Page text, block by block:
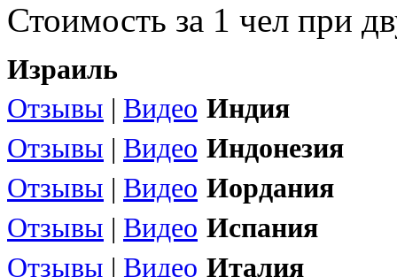
Стоимость за 1 чел при
Израиль
Отзывы | Видео Индия
Отзывы | Видео Индонезия
Отзывы | Видео Иордания
Отзывы | Видео Испания
Отзывы | Видео Италия